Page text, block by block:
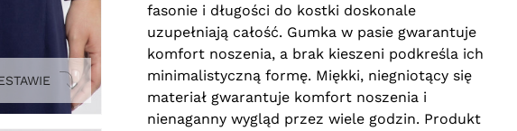
biceps 48 cm, obwód w pasie
114-132 cm, obwód w biodrach
146 cm, długość 98 cm, stan
przód i tył
34/40 cm, obwód uda
82 cm
60
obwód w biuście 144 cm, obwód
w biodrach 148 cm, długość
98 cm , długość rękawa
biceps 50 cm, obwód w pasie
fasonie i długości do kostki doskonale
uzupełniają całość. Gumka w pasie gwarantuje
komfort noszenia, a brak kieszeni podkreśla ich
minimalistyczną formę. Miękki, niegniotący się
materiał gwarantuje komfort noszenia i
nienaganny wygląd przez wiele godzin. Produkt